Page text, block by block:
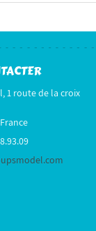
1 route de la croix